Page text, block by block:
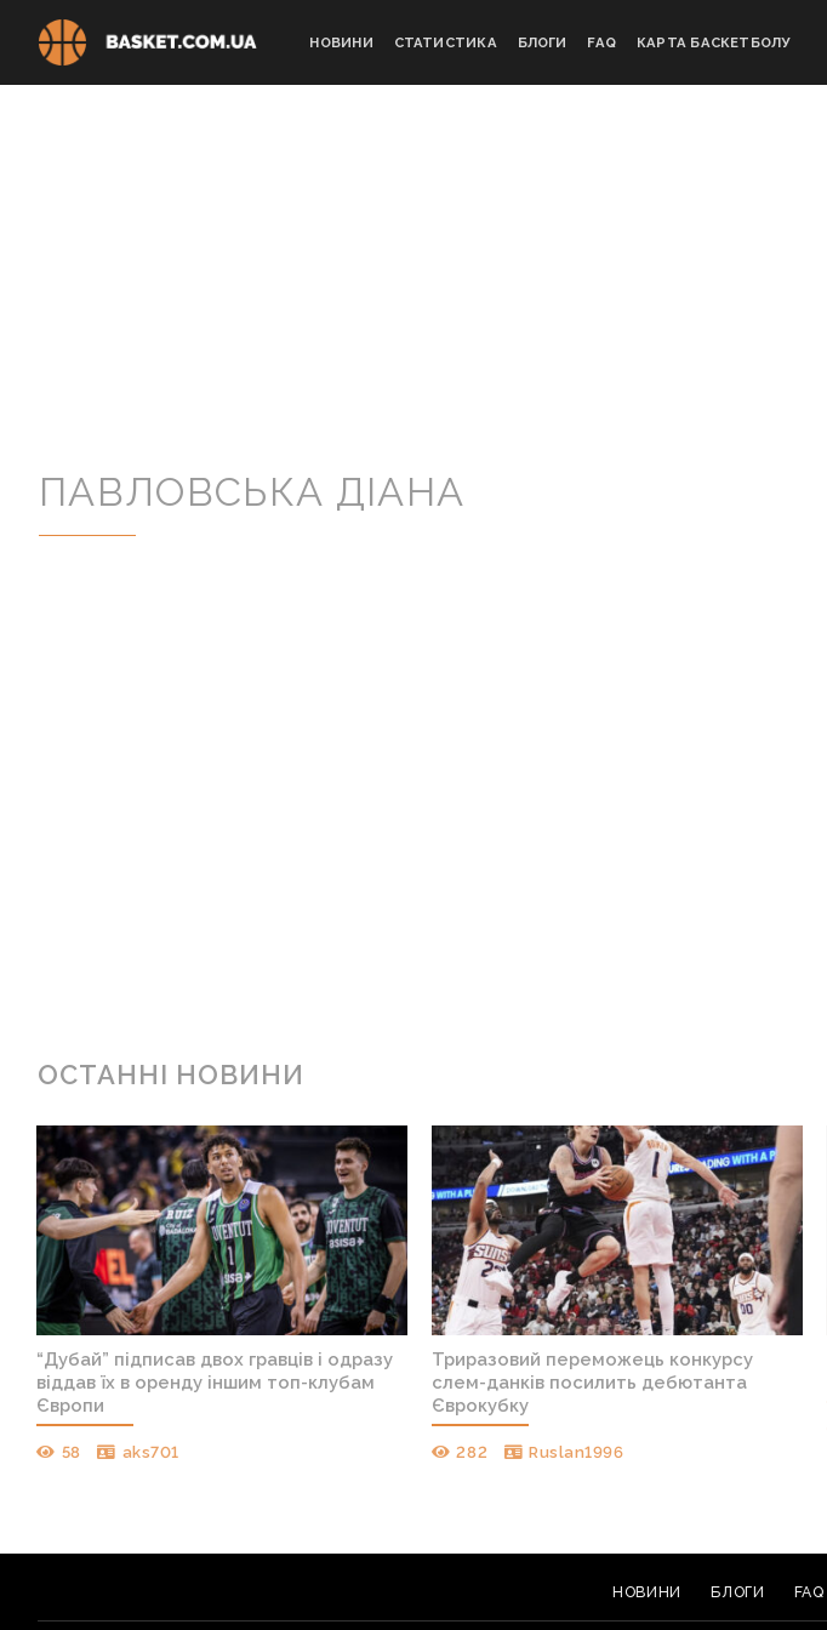
НОВИНИ СТАТИСТИКА БЛОГИ FAQ КАРТА БАСКЕТБОЛУ
ПАВЛОВСЬКА ДІАНА
ОСТАННІ НОВИНИ
“Дубай” підписав двох гравців і одразу
віддав їх в оренду іншим топ-клубам
Європи
58 aks701
Триразовий переможець конкурсу
слем-данків посилить дебютанта
Єврокубку
282 Ruslan1996
НОВИНИ БЛОГИ FAQ